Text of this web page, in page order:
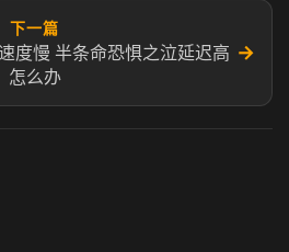
下一篇
度慢 半条命恐惧之泣延迟高
怎么办
→